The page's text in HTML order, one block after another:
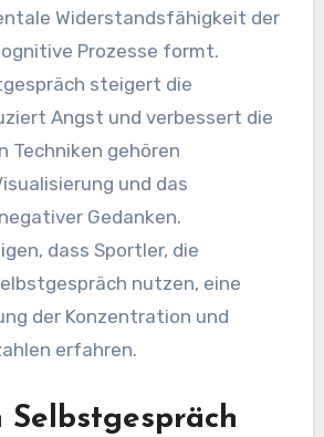
Widerstandsfähigkeit der
Prozesse formt.
steigert die
Angst und verbessert die
Techniken gehören
und das
Gedanken.
dass Sportler, die
nutzen, eine
der Konzentration und
erfahren.
Selbstgespräch